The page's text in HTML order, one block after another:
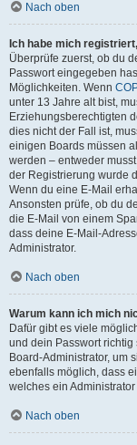
Nach oben
Ich habe mich
Überprüfe zuerst, ob du
Passwort eingegeben
Möglichkeiten. Wenn
unter 13 Jahre alt bist,
Erziehungsberechtigten
dies nicht der Fall ist,
einigen Boards müssen
werden – entweder
der Registrierung wurde
Wenn du eine E-Mail
Ansonsten prüfe, ob du
die E-Mail von einem
dass deine E-Mail-
Administrator.
Nach oben
Warum kann ich mich
Dafür gibt es viele
und dein Passwort
Board-Administrator, um
ebenfalls möglich, dass
welches ein
Nach oben